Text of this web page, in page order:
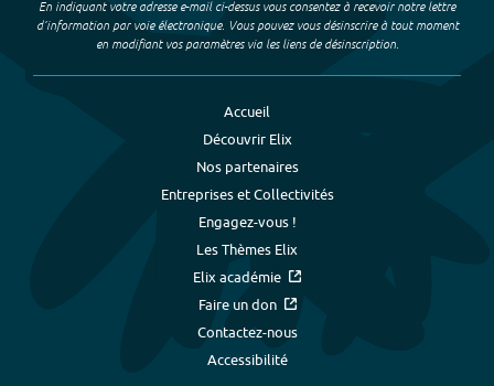
En indiquant votre adresse e-mail ci-dessus vous consentez à recevoir notre lettre
d’information par voie électronique. Vous pouvez vous désinscrire à tout moment
en modifiant vos paramètres via les liens de désinscription.
Accueil
Découvrir Elix
Nos partenaires
Entreprises et Collectivités
Engagez-vous !
Les Thèmes Elix
Elix académie
Faire un don
Contactez-nous
Accessibilité